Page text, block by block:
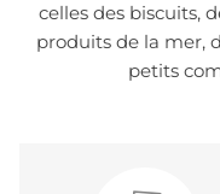
celles des biscuits,
produits de la mer,
petits